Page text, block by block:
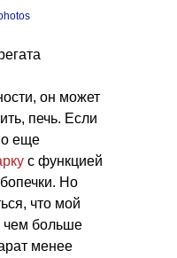
он может
печь. Если
еще
с функцией
Но
что мой
чем больше
менее